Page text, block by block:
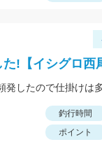
!【イシグロ西
釣行時間
ポイント